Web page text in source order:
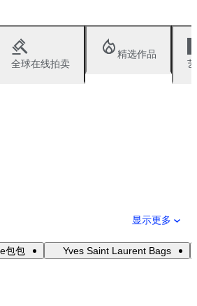
全球在线拍卖
精选作品
显示更多
包包 Yves Saint Laurent Bags